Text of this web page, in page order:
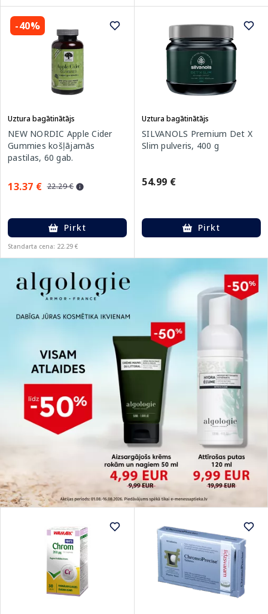
-40%
Uztura bagātinātājs
NEW NORDIC Apple Cider
Gummies košļājamās
pastilas, 60 gab.
13.37 € 22.29 €
Pirkt
Standarta cena: 22.29 €
Uztura bagātinātājs
SILVANOLS Premium Det X
Slim pulveris, 400 g
54.99 €
Pirkt